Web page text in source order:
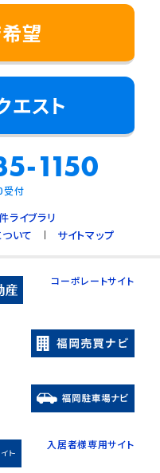
望
エスト
1150
受付
ライブラリ
いて サイトマップ
コーポレートサイト
入居者様専用サイト